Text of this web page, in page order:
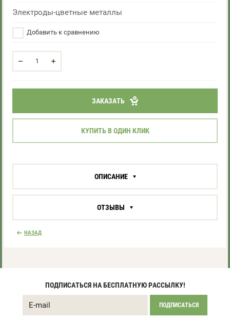
Электроды-цветные металлы
Добавить к сравнению
ЗАКАЗАТЬ
КУПИТЬ В ОДИН КЛИК
ОПИСАНИЕ
ОТЗЫВЫ
НАЗАД
ПОДПИСАТЬСЯ НА БЕСПЛАТНУЮ РАССЫЛКУ!
ПОДПИСАТЬСЯ